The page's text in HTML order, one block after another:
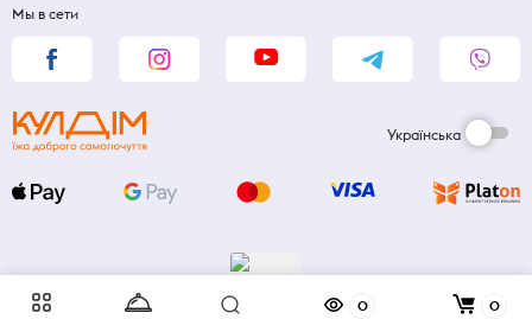
0 0
Мы в сети
Українська